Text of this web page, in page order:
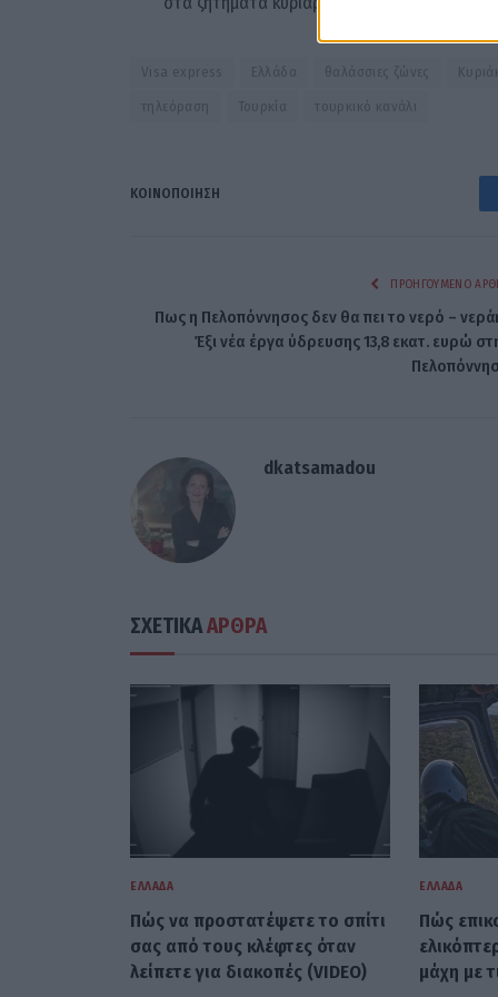
Visa express Ελλάδα θαλάσσιες ζώνες
τηλεόραση Τουρκία τουρκικό κανάλι
ΚΟΙΝΟΠΟΊΗΣΗ
ΠΡΟΗΓΟΎΜΕΝΟ
Πως η Πελοπόννησος δεν θα πει το νερό –
Έξι νέα έργα ύδρευσης 13,8 εκατ. ευρώ
dkatsamadou
ΣΧΕΤΙΚΑΑΡΘΡΑ
ΕΛΛΆΔΑ
Πώς να προστατέψετε το σπίτι
σας από τους κλέφτες όταν
λείπετε για διακοπές (VIDEO)
ΕΛΛΆΔΑ
Πώς
μάχη με